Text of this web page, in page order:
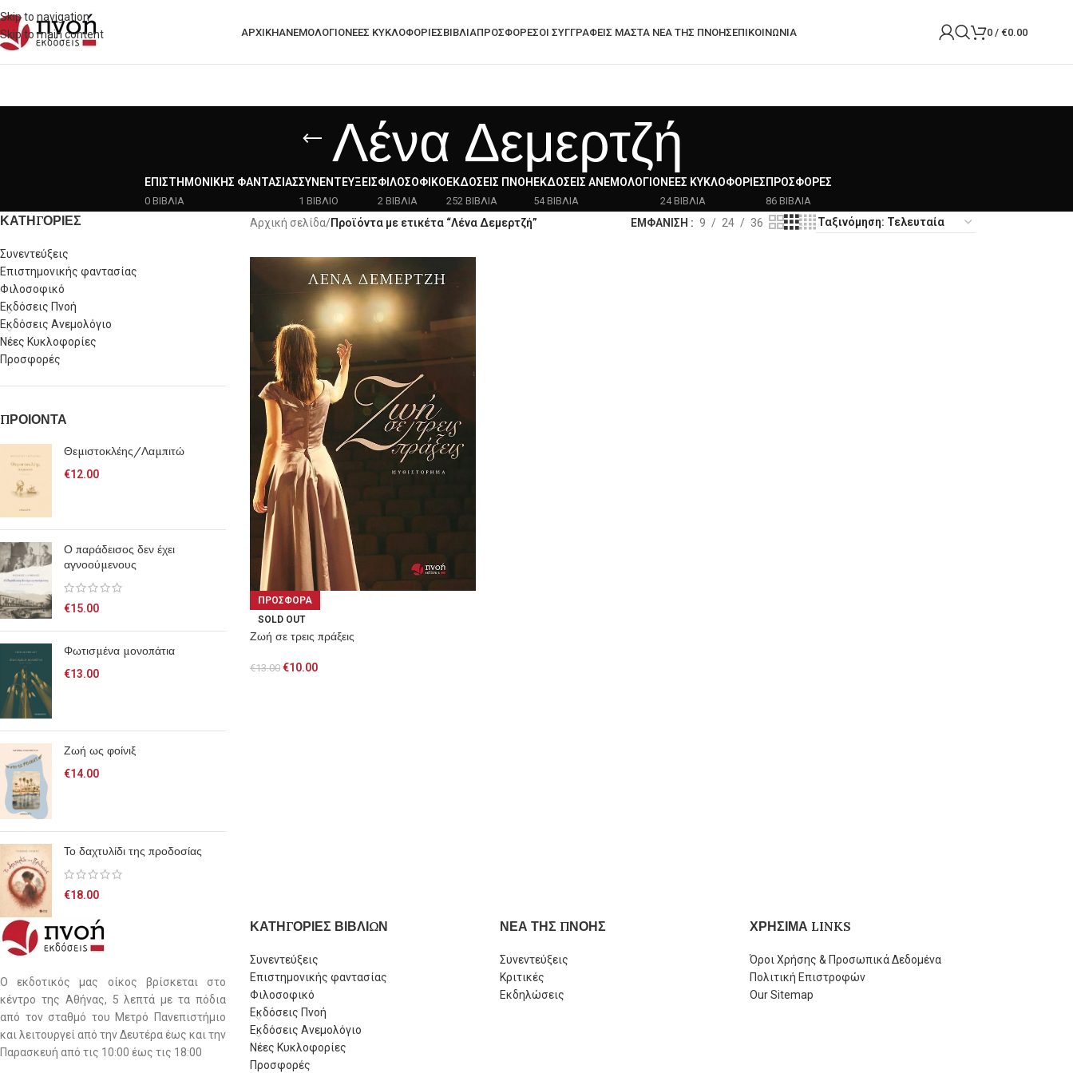
Skip to navigation
Skip to main content
ΑΡΧΙΚΗΑΝΕΜΟΛΟΓΙΟΝΈΕΣ ΚΥΚΛΟΦΟΡΊΕΣΒΙΒΛΙΑΠΡΟΣΦΟΡΈΣΟΙ ΣΥΓΓΡΑΦΕΙΣ ΜΑΣΤΑ ΝΈΑ ΤΗΣ ΠΝΟΉΣΕΠΙΚΟΙΝΩΝΙΑ 0 / €0.00
Λένα Δεμερτζή
ΕΠΙΣΤΗΜΟΝΙΚΉΣ ΦΑΝΤΑΣΊΑΣ
0 ΒΙΒΛΙΑ
ΣΥΝΕΝΤΕΎΞΕΙΣ
1 ΒΙΒΛΙΟ
ΦΙΛΟΣΟΦΙΚΌ
2 ΒΙΒΛΙΑ
ΕΚΔΌΣΕΙΣ ΠΝΟΉ
252 ΒΙΒΛΙΑ
ΕΚΔΌΣΕΙΣ ΑΝΕΜΟΛΌΓΙΟ
54 ΒΙΒΛΙΑ
ΝΈΕΣ ΚΥΚΛΟΦΟΡΊΕΣ
24 ΒΙΒΛΙΑ
ΠΡΟΣΦΟΡΈΣ
86 ΒΙΒΛΙΑ
ΚΑΤΗΓΟΡΙΕΣ
Συνεντεύξεις
Επιστημονικής φαντασίας
Φιλοσοφικό
Εκδόσεις Πνοή
Εκδόσεις Ανεμολόγιο
Νέες Κυκλοφορίες
Προσφορές
ΠΡΟΙΟΝΤΑ
Θεμιστοκλέης/Λαμπιτώ
€12.00
Ο παράδεισος δεν έχει
αγνοούμενους
€15.00
Φωτισμένα μονοπάτια
€13.00
Ζωή ως φοίνιξ
€14.00
Το δαχτυλίδι της προδοσίας
€18.00
Αρχική σελίδα/Προϊόντα με ετικέτα “Λένα Δεμερτζή” ΕΜΦΑΝΙΣΗ 9 24 36
ΠΡΟΣΦΟΡΑ
SOLD OUT
Ζωή σε τρεις πράξεις
€13.00 €10.00
Ο εκδοτικός μας οίκος βρίσκεται στο
κέντρο της Αθήνας, 5 λεπτά με τα πόδια
από τον σταθμό του Μετρό Πανεπιστήμιο
και λειτουργεί από την Δευτέρα έως και την
Παρασκευή από τις 10:00 έως τις 18:00
ΚΑΤΗΓΟΡΙΕΣ ΒΙΒΛΙΩΝ
Συνεντεύξεις
Επιστημονικής φαντασίας
Φιλοσοφικό
Εκδόσεις Πνοή
Εκδόσεις Ανεμολόγιο
Νέες Κυκλοφορίες
Προσφορές
ΝΕΑ ΤΗΣ ΠΝΟΗΣ
Συνεντεύξεις
Κριτικές
Εκδηλώσεις
ΧΡΗΣΙΜΑ LINKS
Όροι Χρήσης & Προσωπικά Δεδομένα
Πολιτική Επιστροφών
Our Sitemap